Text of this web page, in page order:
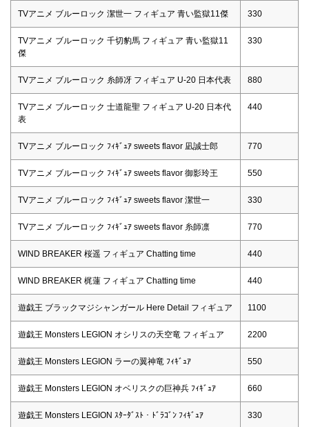
TVアニメ ブルーロック 潔世一 フィギュア 青い監獄11傑 330
TVアニメ ブルーロック 千切豹馬 フィギュア 青い監獄11
傑
330
TVアニメ ブルーロック 糸師冴 フィギュア U-20 日本代表 880
TVアニメ ブルーロック 士道龍聖 フィギュア U-20 日本代
表
440
TVアニメ ブルーロック ﾌｨｷﾞｭｱ sweets flavor 凪誠士郎 770
TVアニメ ブルーロック ﾌｨｷﾞｭｱ sweets flavor 御影玲王 550
TVアニメ ブルーロック ﾌｨｷﾞｭｱ sweets flavor 潔世一 330
TVアニメ ブルーロック ﾌｨｷﾞｭｱ sweets flavor 糸師凛 770
WIND BREAKER 桜遥 フィギュア Chatting time 440
WIND BREAKER 梶蓮 フィギュア Chatting time 440
遊戯王 ブラックマジシャンガール Here Detail フィギュア 1100
遊戯王 Monsters LEGION オシリスの天空竜 フィギュア 2200
遊戯王 Monsters LEGION ラーの翼神竜 ﾌｨｷﾞｭｱ 550
遊戯王 Monsters LEGION オベリスクの巨神兵 ﾌｨｷﾞｭｱ 660
遊戯王 Monsters LEGION ｽﾀｰﾀﾞｽﾄ・ﾄﾞﾗｺﾞﾝ ﾌｨｷﾞｭｱ 330